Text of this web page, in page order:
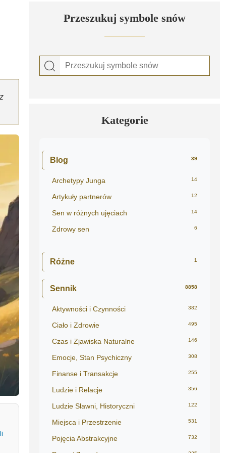
Przeszukuj symbole snów
Kategorie
Blog 39
Archetypy Junga 14
Artykuły partnerów 12
Sen w różnych ujęciach 14
Zdrowy sen 6
Różne 1
Sennik 8858
Aktywności i Czynności 382
Ciało i Zdrowie 495
Czas i Zjawiska Naturalne 146
Emocje, Stan Psychiczny 308
Finanse i Transakcje 255
Ludzie i Relacje 356
Ludzie Sławni, Historyczni 122
Miejsca i Przestrzenie 531
Pojęcia Abstrakcyjne 732